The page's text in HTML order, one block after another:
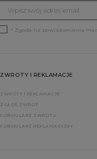
* Zgoda na powiadomienia
ZWROTY I REKLAMACJE
ZWROTY I REKLAMACJE
ZGŁOŚ ZWROT
FORMULARZ ZWROTU
FORMULARZ REKLAMACYJNY